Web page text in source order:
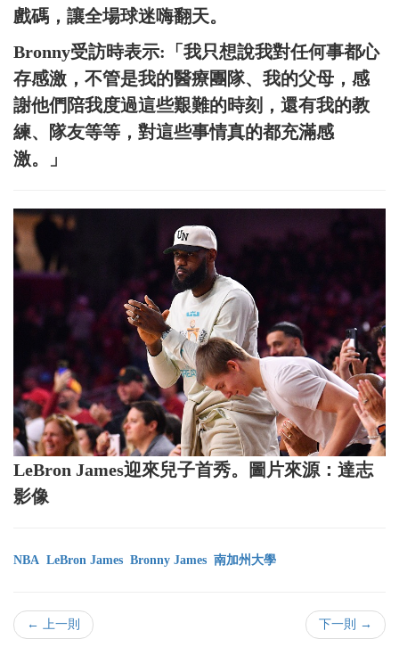
戲碼，讓全場球迷嗨翻天。
Bronny受訪時表示:「我只想說我對任何事都心
存感激，不管是我的醫療團隊、我的父母，感
謝他們陪我度過這些艱難的時刻，還有我的教
練、隊友等等，對這些事情真的都充滿感
激。」
LeBron James迎來兒子首秀。圖片來源：達志
影像
NBA LeBron James Bronny James 南加州大學
← 上一則 下一則 →